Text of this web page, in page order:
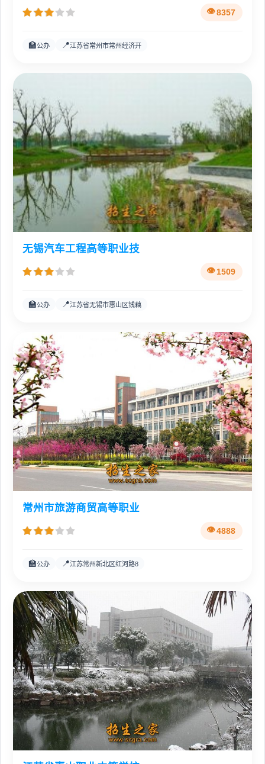
8357
🏫公办 📍江苏省常州市常州经济开
无锡汽车工程高等职业技
1509
🏫公办 📍江苏省无锡市惠山区钱藕
常州市旅游商贸高等职业
4888
🏫公办 📍江苏常州新北区红河路8